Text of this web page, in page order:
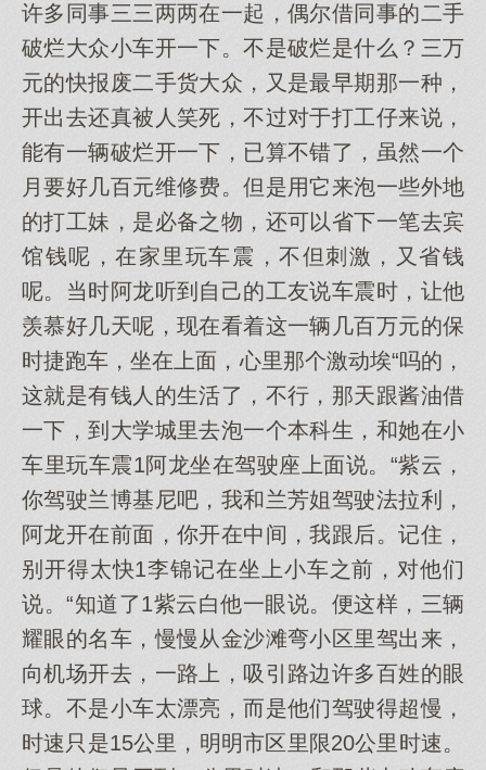
许多同事三三两两在一起，偶尔借同事的二手
破烂大众小车开一下。不是破烂是什么？三万
元的快报废二手货大众，又是最早期那一种，
开出去还真被人笑死，不过对于打工仔来说，
能有一辆破烂开一下，已算不错了，虽然一个
月要好几百元维修费。但是用它来泡一些外地
的打工妹，是必备之物，还可以省下一笔去宾
馆钱呢，在家里玩车震，不但刺激，又省钱
呢。当时阿龙听到自己的工友说车震时，让他
羡慕好几天呢，现在看着这一辆几百万元的保
时捷跑车，坐在上面，心里那个激动埃“吗的，
这就是有钱人的生活了，不行，那天跟酱油借
一下，到大学城里去泡一个本科生，和她在小
车里玩车震1阿龙坐在驾驶座上面说。“紫云，
你驾驶兰博基尼吧，我和兰芳姐驾驶法拉利，
阿龙开在前面，你开在中间，我跟后。记住，
别开得太快1李锦记在坐上小车之前，对他们
说。“知道了1紫云白他一眼说。便这样，三辆
耀眼的名车，慢慢从金沙滩弯小区里驾出来，
向机场开去，一路上，吸引路边许多百姓的眼
球。不是小车太漂亮，而是他们驾驶得超慢，
时速只是15公里，明明市区里限20公里时速。